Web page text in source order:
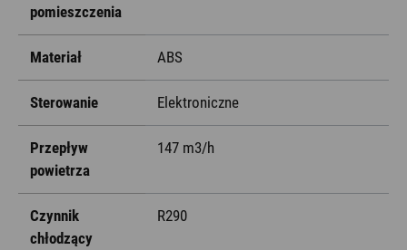
pomieszczenia
Materiał ABS
Sterowanie Elektroniczne
Przepływ
powietrza
147 m3/h
Czynnik
chłodzący
R290